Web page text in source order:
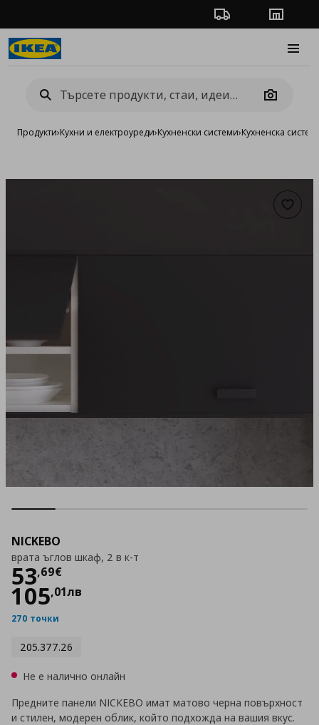
Проследяване на
Camera
Продукти›Кухни и електроуреди›Кухненски системи›Кухненска
NICKEBO
врата ъглов шкаф, 2 в к-т
53,69€
Цена
105,01лв
270 точки
205.377.26
Не е налично онлайн
Предните панели NICKEBO имат матово черна повърхност
и стилен, модерен облик, който подхожда на вашия вкус.